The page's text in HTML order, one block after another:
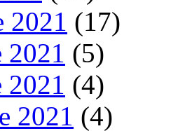
2021 (17)
(5)
(4)
2021 (4)